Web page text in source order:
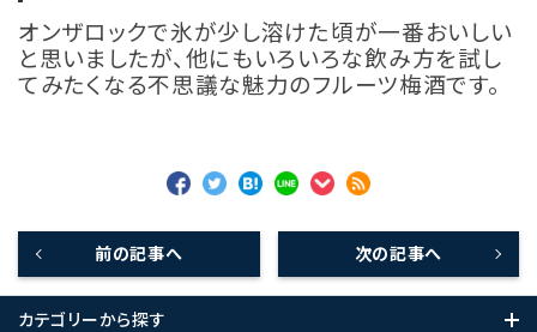
オンザロックで氷が少し溶けた頃が一番おいしい
と思いましたが、他にもいろいろな飲み方を試し
てみたくなる不思議な魅力のフルーツ梅酒です。
前の記事へ 次の記事へ
カテゴリーから探す